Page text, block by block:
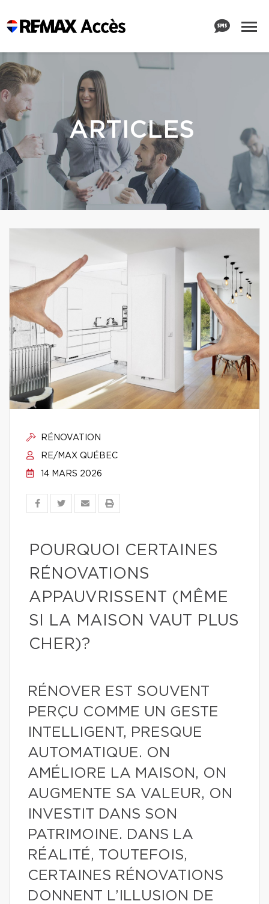
ARTICLES
RÉNOVATION
RE/MAX QUÉBEC
14 MARS 2026
POURQUOI CERTAINES
RÉNOVATIONS
APPAUVRISSENT (MÊME
SI LA MAISON VAUT PLUS
CHER)?
RÉNOVER EST SOUVENT
PERÇU COMME UN GESTE
INTELLIGENT, PRESQUE
AUTOMATIQUE. ON
AMÉLIORE LA MAISON, ON
AUGMENTE SA VALEUR, ON
INVESTIT DANS SON
PATRIMOINE. DANS LA
RÉALITÉ, TOUTEFOIS,
CERTAINES RÉNOVATIONS
DONNENT L’ILLUSION DE